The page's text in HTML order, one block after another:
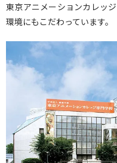
東京アニメーションカレッ
環境にもこだわっています。